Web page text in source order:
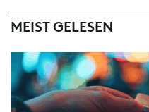
MEIST GELESEN